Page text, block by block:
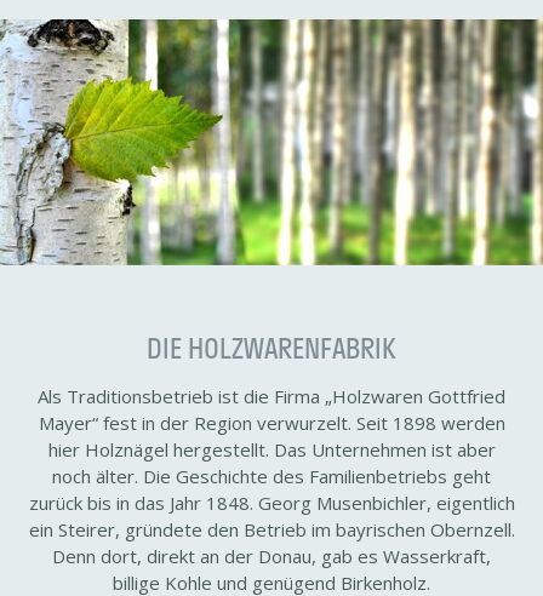
DIE HOLZ­WA­REN­FA­BRIK
Als Tradi­ti­ons­be­trieb ist die Firma „Holz­waren Gott­fried
Mayer“ fest in der Region verwur­zelt. Seit 1898 werden
hier Holz­nägel herge­stellt. Das Unter­nehmen ist aber
noch älter. Die Geschichte des Fami­li­en­be­triebs geht
zurück bis in das Jahr 1848. Georg Musen­bichler, eigent­lich
ein Steirer, grün­dete den Betrieb im bayri­schen Obern­zell.
Denn dort, direkt an der Donau, gab es Wasser­kraft,
billige Kohle und genü­gend Birken­holz.